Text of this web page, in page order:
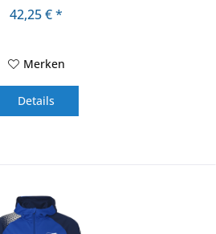
42,25 € *
Merken
Details